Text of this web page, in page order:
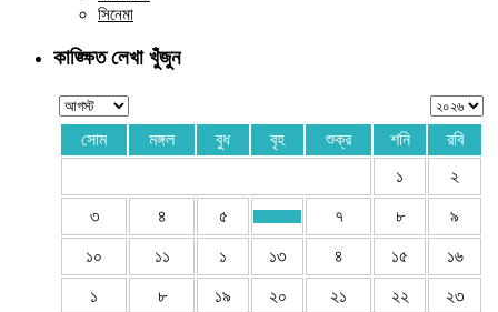
সিনেমা
কাঙ্ক্ষিত লেখা খুঁজুন
সোম মঙ্গল বুধ বৃহ শুক্র শনি
রবি
১
২
৩ ৪ ৫ ৭ ৮ ৯
১০ ১১ ১ ১৩ ৪ ১৫ ১৬
১ ৮ ১৯ ২০ ২১ ২২ ২৩